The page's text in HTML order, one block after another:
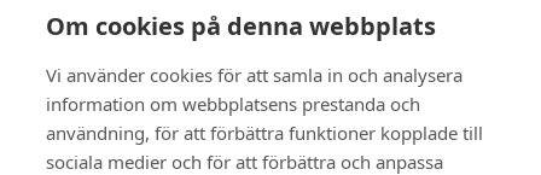
Om cookies på denna webbplats
Vi använder cookies för att samla in och analysera
information om webbplatsens prestanda och
användning, för att förbättra funktioner kopplade till
sociala medier och för att förbättra och anpassa
UPPSALA
Rådhuset
Skicka e-post